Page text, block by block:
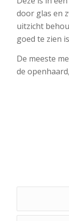
door glas en
uitzicht
goed te zien
De meeste
de